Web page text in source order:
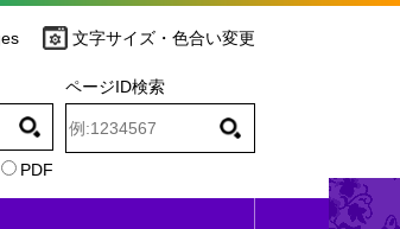
文字サイズ・色合い変更
PDF
ページID検索